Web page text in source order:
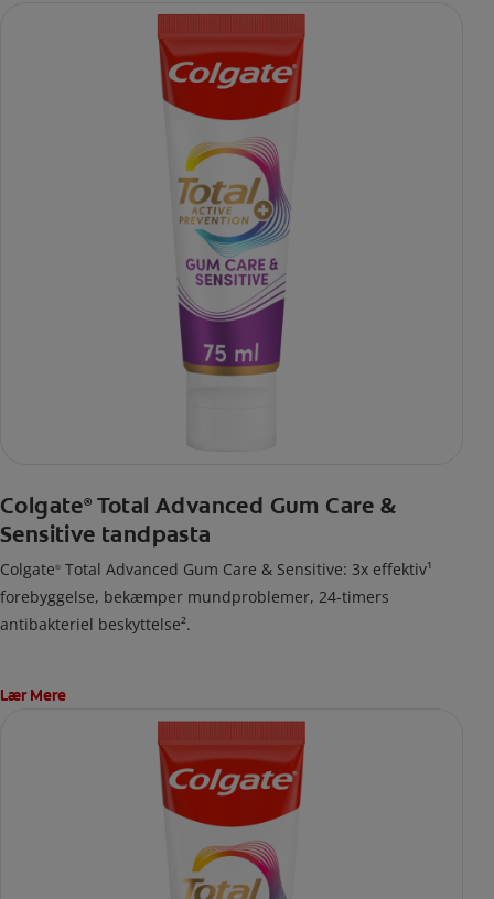
Colgate® Total Advanced Gum Care &
Sensitive tandpasta
Colgate® Total Advanced Gum Care & Sensitive: 3x effektiv¹
forebyggelse, bekæmper mundproblemer, 24-timers
antibakteriel beskyttelse².
Lær Mere